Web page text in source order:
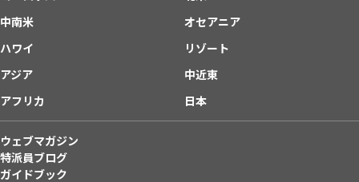
中南米
オセアニア
ハワイ
リゾート
アジア
中近東
アフリカ
日本
ウェブマガジン
特派員ブログ
ガイドブック